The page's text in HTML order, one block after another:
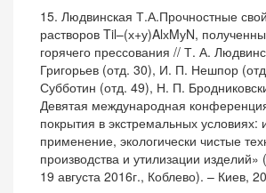
15. Людвинская Т.А.Прочностные
растворов Til–(х+у)AlхMуN,
горячего прессования // Т. А.
Григорьев (отд. 30), И. П. Нешпор
Субботин (отд. 49), Н. П.
Девятая международная
покрытия в экстремальных условиях:
применение, экологически чистые
производства и утилизации
19 августа 2016г., Коблево). – Киев,